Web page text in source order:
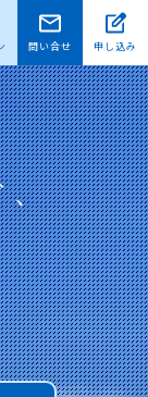
問い合せ 申し込み
、